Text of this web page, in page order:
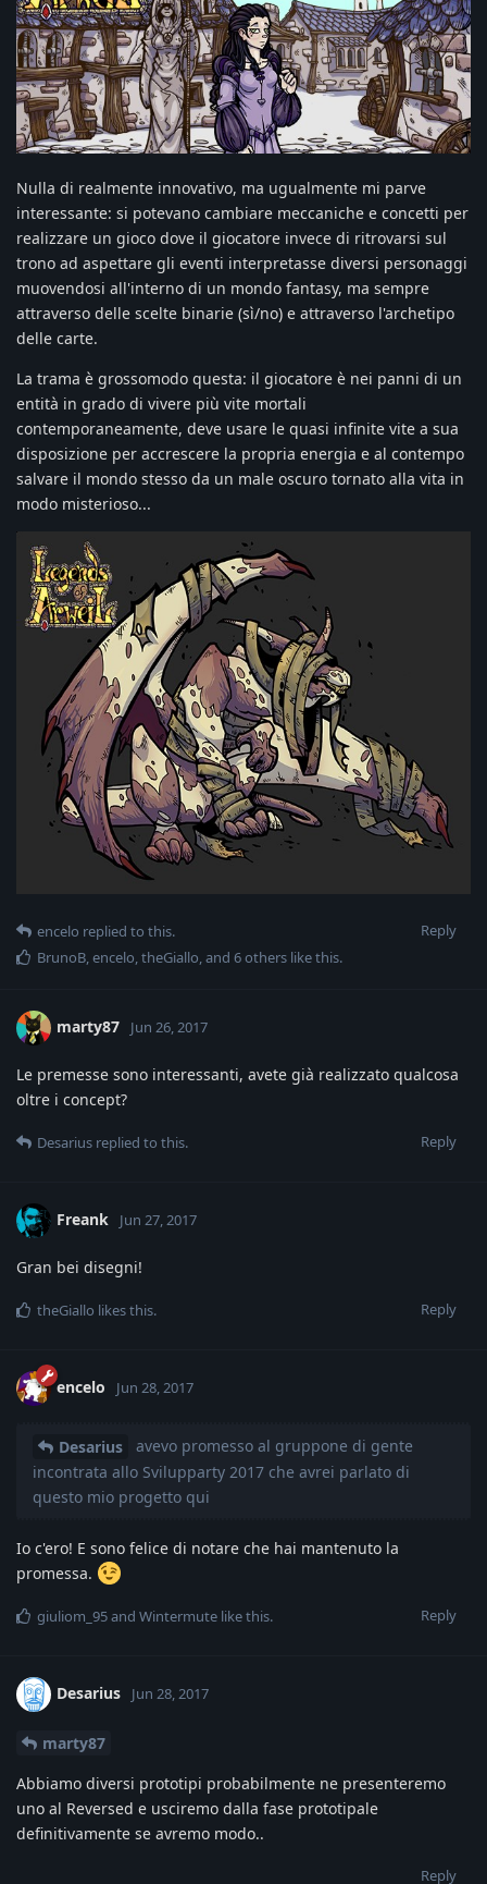
Nulla di realmente innovativo, ma ugualmente mi parve
interessante: si potevano cambiare meccaniche e concetti per
realizzare un gioco dove il giocatore invece di ritrovarsi sul
trono ad aspettare gli eventi interpretasse diversi personaggi
muovendosi all'interno di un mondo fantasy, ma sempre
attraverso delle scelte binarie (sì/no) e attraverso l'archetipo
delle carte.
La trama è grossomodo questa: il giocatore è nei panni di un
entità in grado di vivere più vite mortali
contemporaneamente, deve usare le quasi infinite vite a sua
disposizione per accrescere la propria energia e al contempo
salvare il mondo stesso da un male oscuro tornato alla vita in
modo misterioso...
Reply
encelo replied to this.
BrunoB,encelo,theGiallo, and 6others like this.
marty87 Jun 26, 2017
Le premesse sono interessanti, avete già realizzato qualcosa
oltre i concept?
Reply
Desarius replied to this.
Freank Jun 27, 2017
Gran bei disegni!
Reply
theGiallo likes this.
encelo Jun 28, 2017
Desarius
avevo promesso al gruppone di gente
incontrata allo Svilupparty 2017 che avrei parlato di
questo mio progetto qui
Io c'ero! E sono felice di notare che hai mantenuto la
promessa.
Reply
giuliom_95and Wintermute like this.
Desarius Jun 28, 2017
marty87
Abbiamo diversi prototipi probabilmente ne presenteremo
uno al Reversed e usciremo dalla fase prototipale
definitivamente se avremo modo..
Reply